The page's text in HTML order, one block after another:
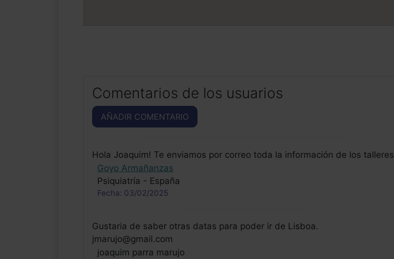
Comentarios de los usuarios
AÑADIR COMENTARIO
Hola Joaquim! Te enviamos por correo toda la información de los talleres
Goyo Armañanzas
Psiquiatría - España
Fecha: 03/02/2025
Gustaria de saber otras datas para poder ir de Lisboa.
jmarujo@gmail.com
joaquim parra marujo